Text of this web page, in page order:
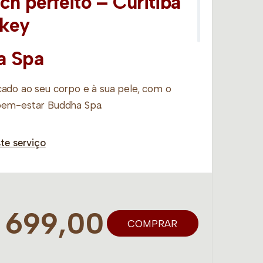
Spa
ao seu corpo e à sua pele, com o
estar Buddha Spa.
50’
unidades que não disponibilizarem os
a banheira de hidromassagem, informe
serviço
699,00 COMPRAR